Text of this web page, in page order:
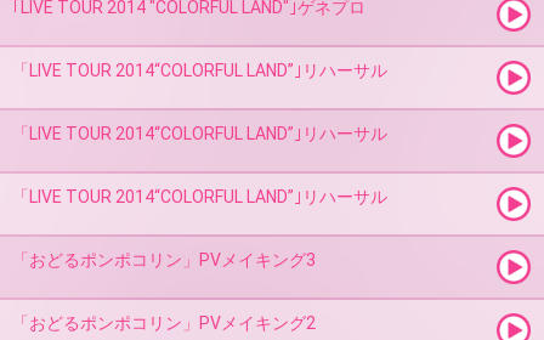
｢LIVE TOUR 2014 "COLORFUL LAND"｣ゲネプロ
「LIVE TOUR 2014“COLORFUL LAND”｣リハーサル
「LIVE TOUR 2014“COLORFUL LAND”｣リハーサル
「LIVE TOUR 2014“COLORFUL LAND”｣リハーサル
「おどるポンポコリン」PVメイキング3
「おどるポンポコリン」PVメイキング2